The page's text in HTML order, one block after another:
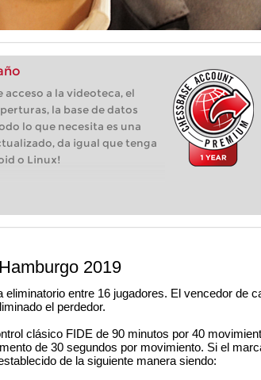
acceso a la videoteca, el
la base de datos
lo que necesita es una
da igual que tenga
o Linux!
2019
entre 16 jugadores. El vencedor de
el perdedor.
clásico FIDE de 90 minutos por 40
de 30 segundos por movimiento. Si el
de la siguiente manera siendo: